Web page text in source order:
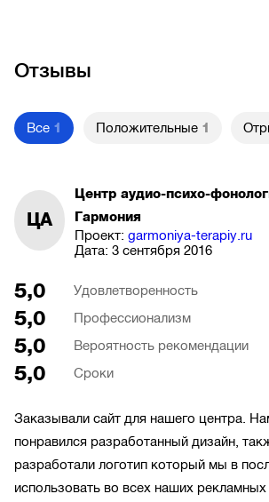
Отзывы
Все 1 Положительные 1
ЦА
Центр аудио-психо-
Гармония
Проект:garmoniya-terapiy.ru
Дата:3 сентября 2016
5,0 Удовлетворенность
5,0 Профессионализм
5,0 Вероятность рекомендации
5,0 Сроки
Заказывали сайт для нашего центра.
понравился разработанный дизайн,
разработали логотип который мы в
использовать во всех наших